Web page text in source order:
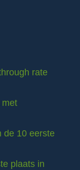
rate
met
de 10 eerste
plaats in